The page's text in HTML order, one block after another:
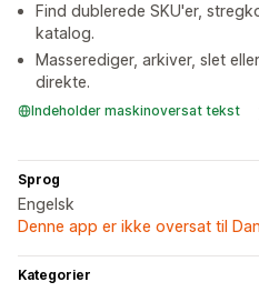
Find dublerede SKU'er,
katalog.
Masserediger, arkiver, slet
direkte.
Indeholder maskinoversat tekst
Sprog
Engelsk
Denne app er ikke oversat til
Kategorier